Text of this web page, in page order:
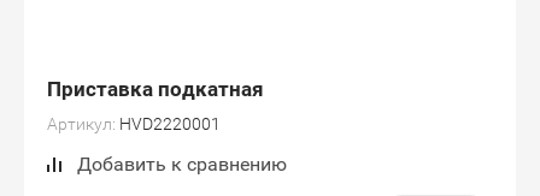
Приставка подкатная
Артикул: HVD2220001
Добавить к сравнению